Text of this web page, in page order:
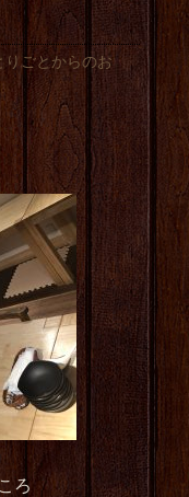
りごとからのお
ろ